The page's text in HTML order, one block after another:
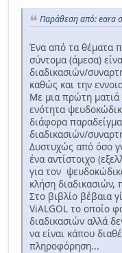
Παράθεση από: eara
Ένα από τα θέματα
σύντομα (άμεσα)
διαδικασιών/
καθώς και την
Με μια πρώτη ματιά
ενότητα
διάφορα
διαδικασιών/
Δυστυχώς από όσο
ένα αντίστοιχο
για τον
κλήση
Στο βιβλίο βέβαια
ViALGOL το οποίο
διαδικασιών αλλά
να είναι κάπου
πληροφόρηση...